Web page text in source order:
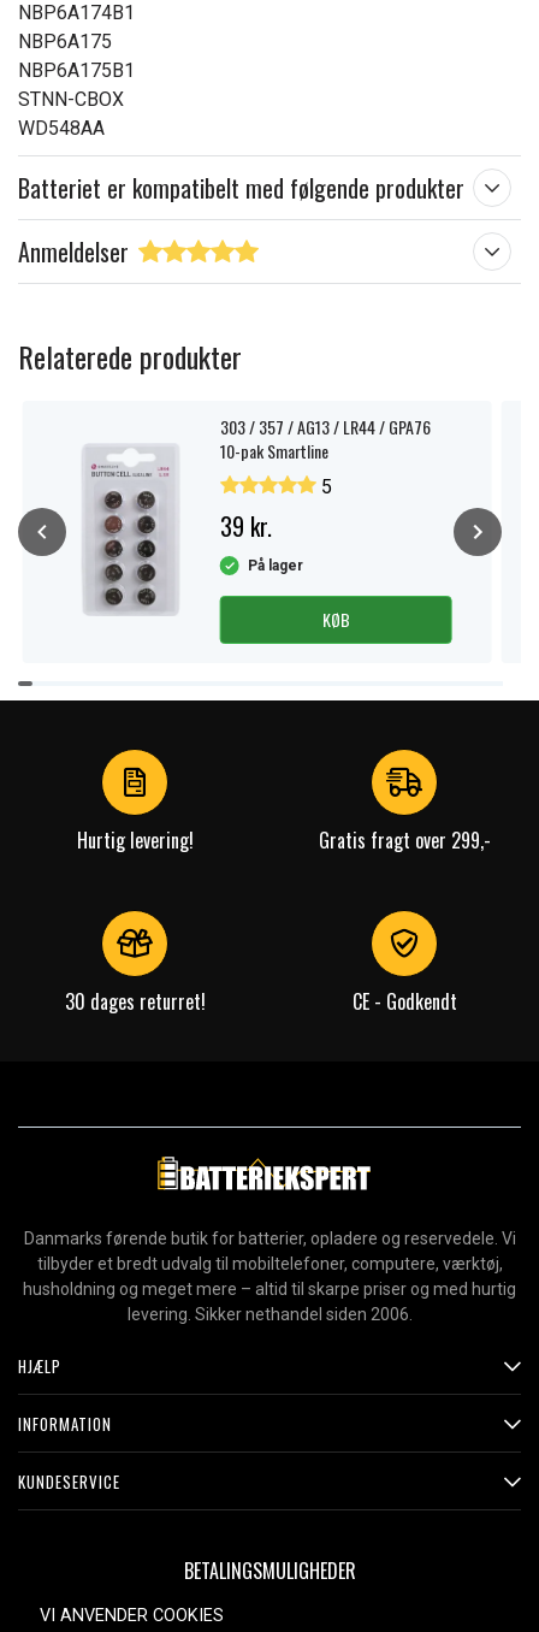
NBP6A174B1
NBP6A175
NBP6A175B1
STNN-CBOX
WD548AA
Batteriet er kompatibelt med følgende produkter
Anmeldelser
Relaterede produkter
303 / 357 / AG13 / LR44 / GPA76
10-pak Smartline
5
39 kr.
På lager
KØB
Item
1
Hurtig levering! Gratis fragt over 299,-
30 dages returret! CE - Godkendt
Danmarks førende butik for batterier, opladere og reservedele. Vi
tilbyder et bredt udvalg til mobiltelefoner, computere, værktøj,
husholdning og meget mere – altid til skarpe priser og med hurtig
levering. Sikker nethandel siden 2006.
HJÆLP
INFORMATION
KUNDESERVICE
BETALINGSMULIGHEDER
VI ANVENDER COOKIES